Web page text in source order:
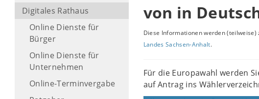
Digitales Rathaus
Online Dienste für
Bürger
Online Dienste für
Unternehmen
Online-Terminvergabe
von in
Diese Informationen werden
Landes Sachsen-Anhalt.
Für die Europawahl werden
auf Antrag ins